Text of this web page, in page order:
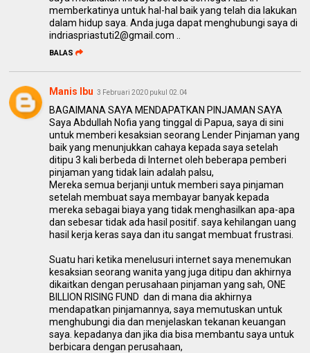
memberkatinya untuk hal-hal baik yang telah dia lakukan
dalam hidup saya. Anda juga dapat menghubungi saya di
indriaspriastuti2@gmail.com ..
BALAS
Manis Ibu 3 Februari 2020 pukul 02.04
BAGAIMANA SAYA MENDAPATKAN PINJAMAN SAYA
Saya Abdullah Nofia yang tinggal di Papua, saya di sini
untuk memberi kesaksian seorang Lender Pinjaman yang
baik yang menunjukkan cahaya kepada saya setelah
ditipu 3 kali berbeda di Internet oleh beberapa pemberi
pinjaman yang tidak lain adalah palsu,
Mereka semua berjanji untuk memberi saya pinjaman
setelah membuat saya membayar banyak kepada
mereka sebagai biaya yang tidak menghasilkan apa-apa
dan sebesar tidak ada hasil positif. saya kehilangan uang
hasil kerja keras saya dan itu sangat membuat frustrasi.
Suatu hari ketika menelusuri internet saya menemukan
kesaksian seorang wanita yang juga ditipu dan akhirnya
dikaitkan dengan perusahaan pinjaman yang sah, ONE
BILLION RISING FUND dan di mana dia akhirnya
mendapatkan pinjamannya, saya memutuskan untuk
menghubungi dia dan menjelaskan tekanan keuangan
saya. kepadanya dan jika dia bisa membantu saya untuk
berbicara dengan perusahaan,